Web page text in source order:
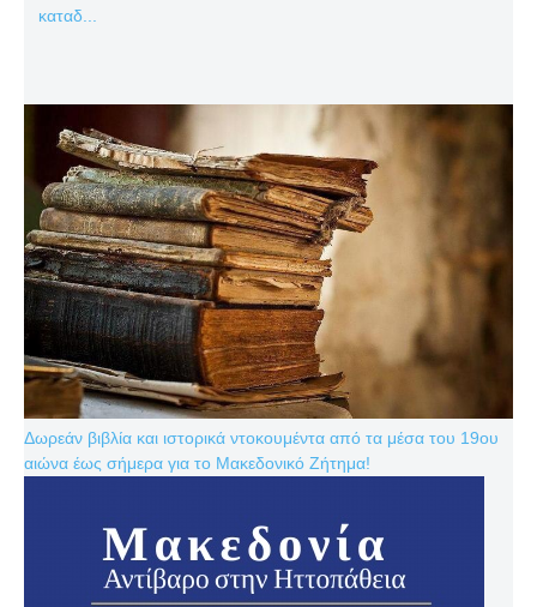
καταδ...
Δωρεάν βιβλία και ιστορικά ντοκουμέντα από τα μέσα του 19ου
αιώνα έως σήμερα για το Μακεδονικό Ζήτημα!